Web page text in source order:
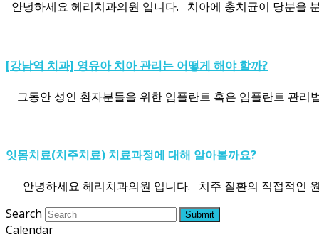
안녕하세요 헤리치과의원 입니다. 치아에 충치균이 당분을
[강남역 치과] 영유아 치아 관리는 어떻게 해야 할까?
그동안 성인 환자분들을 위한 임플란트 혹은 임플란트 관리
잇몸치료(치주치료) 치료과정에 대해 알아볼까요?
안녕하세요 헤리치과의원 입니다. 치주 질환의 직접적인
Search
Submit
Calendar